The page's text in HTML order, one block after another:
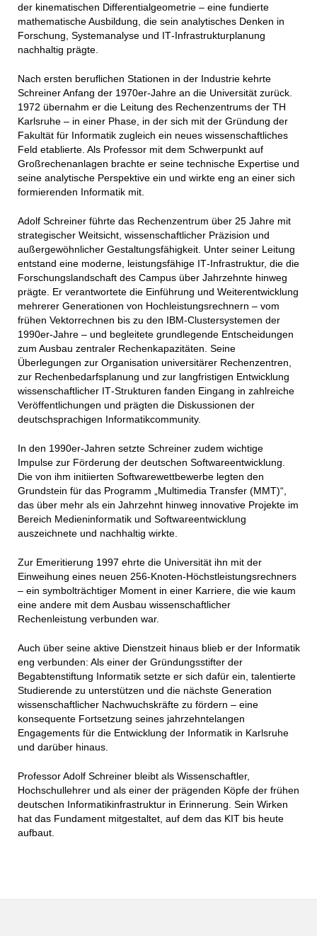
der kinematischen Differentialgeometrie – eine fundierte
mathematische Ausbildung, die sein analytisches Denken in
Forschung, Systemanalyse und IT‑Infrastrukturplanung
nachhaltig prägte.
Nach ersten beruflichen Stationen in der Industrie kehrte
Schreiner Anfang der 1970er‑Jahre an die Universität zurück.
1972 übernahm er die Leitung des Rechenzentrums der TH
Karlsruhe – in einer Phase, in der sich mit der Gründung der
Fakultät für Informatik zugleich ein neues wissenschaftliches
Feld etablierte. Als Professor mit dem Schwerpunkt auf
Großrechenanlagen brachte er seine technische Expertise und
seine analytische Perspektive ein und wirkte eng an einer sich
formierenden Informatik mit.
Adolf Schreiner führte das Rechenzentrum über 25 Jahre mit
strategischer Weitsicht, wissenschaftlicher Präzision und
außergewöhnlicher Gestaltungsfähigkeit. Unter seiner Leitung
entstand eine moderne, leistungsfähige IT‑Infrastruktur, die die
Forschungslandschaft des Campus über Jahrzehnte hinweg
prägte. Er verantwortete die Einführung und Weiterentwicklung
mehrerer Generationen von Hochleistungsrechnern – vom
frühen Vektorrechnen bis zu den IBM‑Clustersystemen der
1990er‑Jahre – und begleitete grundlegende Entscheidungen
zum Ausbau zentraler Rechenkapazitäten. Seine
Überlegungen zur Organisation universitärer Rechenzentren,
zur Rechenbedarfsplanung und zur langfristigen Entwicklung
wissenschaftlicher IT‑Strukturen fanden Eingang in zahlreiche
Veröffentlichungen und prägten die Diskussionen der
deutschsprachigen Informatikcommunity.
In den 1990er‑Jahren setzte Schreiner zudem wichtige
Impulse zur Förderung der deutschen Softwareentwicklung.
Die von ihm initiierten Softwarewettbewerbe legten den
Grundstein für das Programm „Multimedia Transfer (MMT)“,
das über mehr als ein Jahrzehnt hinweg innovative Projekte im
Bereich Medieninformatik und Softwareentwicklung
auszeichnete und nachhaltig wirkte.
Zur Emeritierung 1997 ehrte die Universität ihn mit der
Einweihung eines neuen 256‑Knoten‑Höchstleistungsrechners
– ein symbolträchtiger Moment in einer Karriere, die wie kaum
eine andere mit dem Ausbau wissenschaftlicher
Rechenleistung verbunden war.
Auch über seine aktive Dienstzeit hinaus blieb er der Informatik
eng verbunden: Als einer der Gründungsstifter der
Begabtenstiftung Informatik setzte er sich dafür ein, talentierte
Studierende zu unterstützen und die nächste Generation
wissenschaftlicher Nachwuchskräfte zu fördern – eine
konsequente Fortsetzung seines jahrzehntelangen
Engagements für die Entwicklung der Informatik in Karlsruhe
und darüber hinaus.
Professor Adolf Schreiner bleibt als Wissenschaftler,
Hochschullehrer und als einer der prägenden Köpfe der frühen
deutschen Informatikinfrastruktur in Erinnerung. Sein Wirken
hat das Fundament mitgestaltet, auf dem das KIT bis heute
aufbaut.